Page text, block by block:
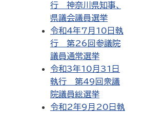
行 神奈川県知事、
県議会議員選挙
令和4年7月10日執
行 第26回参議院
議員通常選挙
令和3年10月31日
執行 第49回衆議
院議員総選挙
令和2年9月20日執